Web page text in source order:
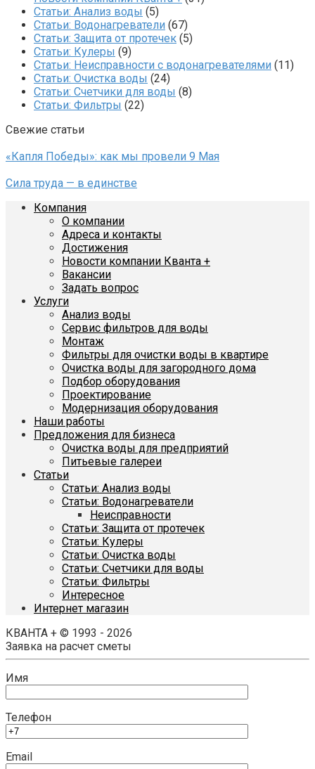
Статьи: Анализ воды (5)
Статьи: Водонагреватели (67)
Статьи: Защита от протечек (5)
Статьи: Кулеры (9)
Статьи: Неисправности с водонагревателями (11)
Статьи: Очистка воды (24)
Статьи: Счетчики для воды (8)
Статьи: Фильтры (22)
Свежие статьи
«Капля Победы»: как мы провели 9 Мая
Сила труда — в единстве
Компания
О компании
Адреса и контакты
Достижения
Новости компании Кванта +
Вакансии
Задать вопрос
Услуги
Анализ воды
Сервис фильтров для воды
Монтаж
Фильтры для очистки воды в квартире
Очистка воды для загородного дома
Подбор оборудования
Проектирование
Модернизация оборудования
Наши работы
Предложения для бизнеса
Очистка воды для предприятий
Питьевые галереи
Статьи
Статьи: Анализ воды
Статьи: Водонагреватели
Неисправности
Статьи: Защита от протечек
Статьи: Кулеры
Статьи: Очистка воды
Статьи: Счетчики для воды
Статьи: Фильтры
Интересное
Интернет магазин
КВАНТА + © 1993 - 2026
Заявка на расчет сметы
Имя
Телефон
Email